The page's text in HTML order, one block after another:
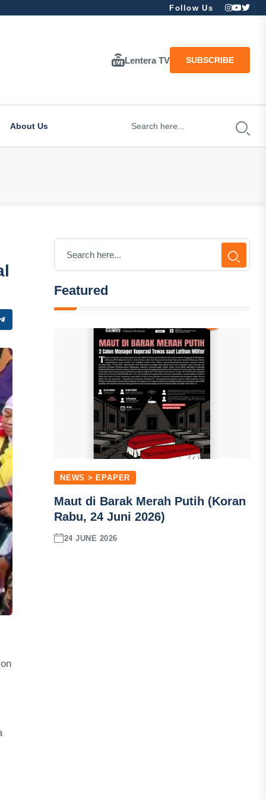
Follow Us
Lentera TV SUBSCRIBE
About Us
Featured
NEWS > EPAPER
Maut di Barak Merah Putih (Koran
Rabu, 24 Juni 2026)
24 JUNE 2026